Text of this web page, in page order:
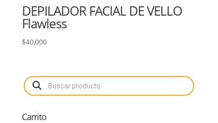
DEPILADOR FACIAL DE VELLO
Flawless
$40,000
Búsqueda
de
productos
Carrito